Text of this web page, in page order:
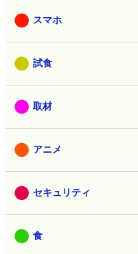
スマホ
試食
取材
アニメ
セキュリティ
食